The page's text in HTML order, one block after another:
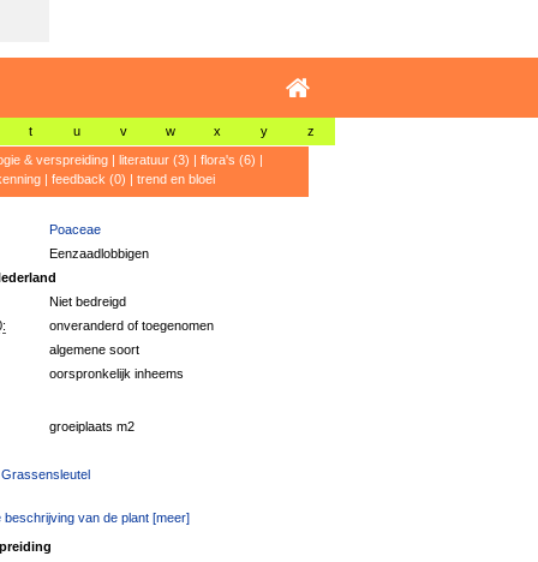
t u v w x y z
& verspreiding| literatuur (3) | flora's (6) |
| feedback (0) | trend en bloei
Poaceae
Eenzaadlobbigen
Niet bedreigd
onveranderd of toegenomen
algemene soort
oorspronkelijk inheems
groeiplaats m2
beschrijving van de plant [meer]